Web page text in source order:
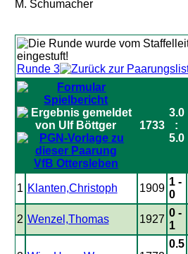
M. Schumacher
Runde 3
VfB Ottersleben
1733
3.0
:
5.0
1 Klanten,Christoph 1909
1 -
0
2 Wenzel,Thomas 1927
0 -
1
0.5